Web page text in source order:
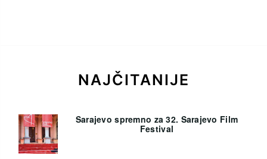
NAJČITANIJE
Sarajevo spremno za 32. Sarajevo Film
Festival